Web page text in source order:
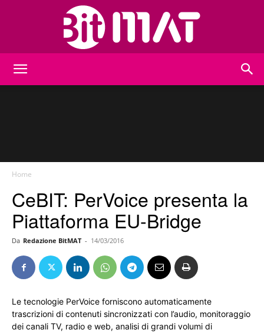
Home
CeBIT: PerVoice presenta la
Piattaforma EU-Bridge
Da Redazione BitMAT - 14/03/2016
Le tecnologie PerVoice forniscono automaticamente
trascrizioni di contenuti sincronizzati con l’audio, monitoraggio
dei canali TV, radio e web, analisi di grandi volumi di